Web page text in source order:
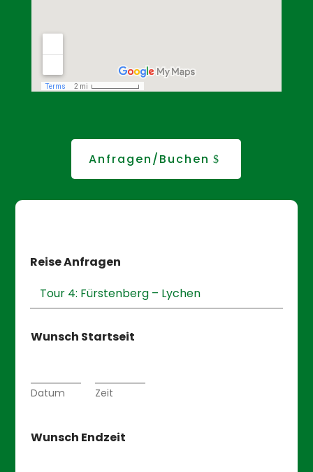
Anfragen/Buchen
Reise Anfragen
Wunsch Startseit
Datum Zeit
Wunsch Endzeit